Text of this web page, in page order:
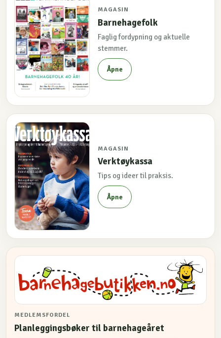
MAGASIN
Barnehagefolk
Faglig fordypning og aktuelle
stemmer.
Åpne
MAGASIN
Verktøykassa
Tips og ideer til praksis.
Åpne
MEDLEMSFORDEL
Planleggingsbøker til barnehageåret